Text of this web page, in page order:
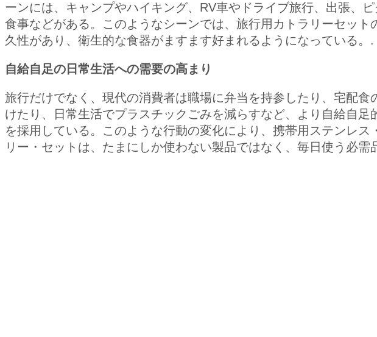
ーンには、キャンプやハイキング、RV車やドライブ旅行、出張、
食事などがある。このようなシーンでは、旅行用カトラリーセット
久性があり、衛生的な食器がますます好まれるようになっている。.
自給自足の日常生活への需要の高まり
旅行だけでなく、現代の消費者は職場に弁当を持参したり、宅配食
けたり、日常生活でプラスチックごみを減らすなど、より自給自足
を採用している。このような行動の変化により、携帯用ステンレス
リー・セットは、たまにしか使わない製品ではなく、毎日使う必需